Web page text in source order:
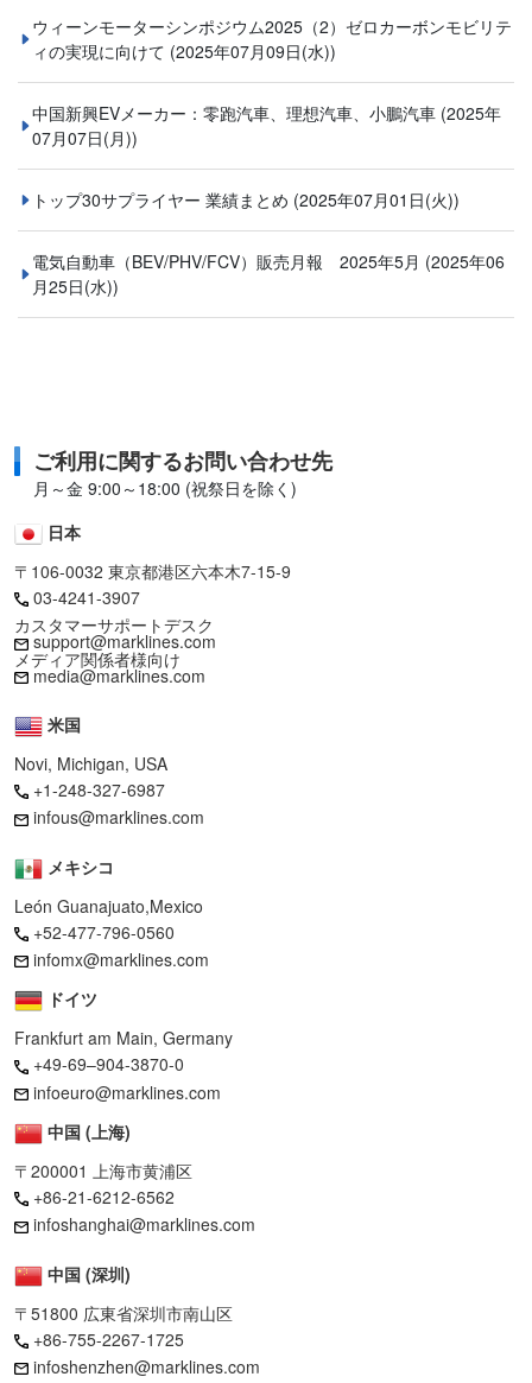
ウィーンモーターシンポジウム2025（2）ゼロカーボンモビリテ
ィの実現に向けて (2025年07月09日(水))
中国新興EVメーカー：零跑汽車、理想汽車、小鵬汽車 (2025年
07月07日(月))
トップ30サプライヤー 業績まとめ (2025年07月01日(火))
電気自動車（BEV/PHV/FCV）販売月報 2025年5月 (2025年06
月25日(水))
ご利用に関するお問い合わせ先
月～金 9:00～18:00 (祝祭日を除く)
日本
〒106-0032 東京都港区六本木7-15-9
03-4241-3907
カスタマーサポートデスク
support@marklines.com
メディア関係者様向け
media@marklines.com
米国
Novi, Michigan, USA
+1-248-327-6987
infous@marklines.com
メキシコ
León Guanajuato,Mexico
+52-477-796-0560
infomx@marklines.com
ドイツ
Frankfurt am Main, Germany
+49-69–904-3870-0
infoeuro@marklines.com
中国 (上海)
〒200001 上海市黄浦区
+86-21-6212-6562
infoshanghai@marklines.com
中国 (深圳)
〒51800 広東省深圳市南山区
+86-755-2267-1725
infoshenzhen@marklines.com